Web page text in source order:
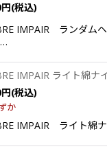
円(税込)
IMPAIR ランダムヘ
IMPAIR ライト綿
円(税込)
か
IMPAIR ライト綿